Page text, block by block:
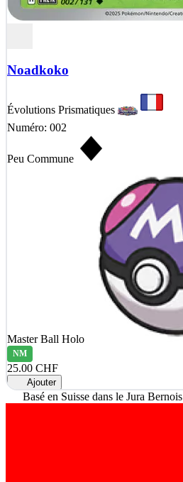
Noadkoko
Évolutions Prismatiques
Numéro: 002
Peu Commune
Master Ball Holo
NM
25.00 CHF
Ajouter
Basé en Suisse dans le Jura Bernois